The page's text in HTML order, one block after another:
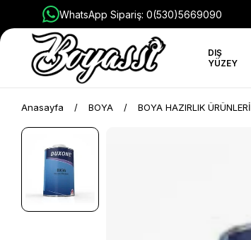
WhatsApp Sipariş: 0(530)5669090
DIŞ
YÜZEY
Anasayfa BOYA BOYA HAZIRLIK ÜRÜNLERİ